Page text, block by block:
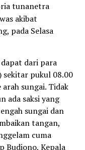
tunanetra
akibat
pada Selasa
dari para
sekitar pukul 08.00
sungai. Tidak
ada saksi yang
sungai dan
tangan,
cuma
Budiono, Kepala